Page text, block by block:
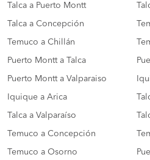
Talca a Puerto Montt
Talca a Concepción
Temuco a Chillán
Puerto Montt a Talca
Puerto Montt a Valparaiso
Iquique a Arica
Talca a Valparaíso
Temuco a Concepción
Temuco a Osorno